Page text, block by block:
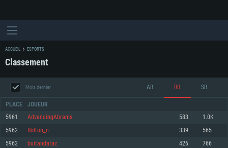
CONFIGURATION SYSTÈME REQUISE
ACCUEIL ESPORTS
Classement
Mois dernier AB RB SB
PLACE JOUEUR
5961 AdvancingAbrams 583 1.0K
5962 Rolton_n 339 565
5963 buitandataz 426 766